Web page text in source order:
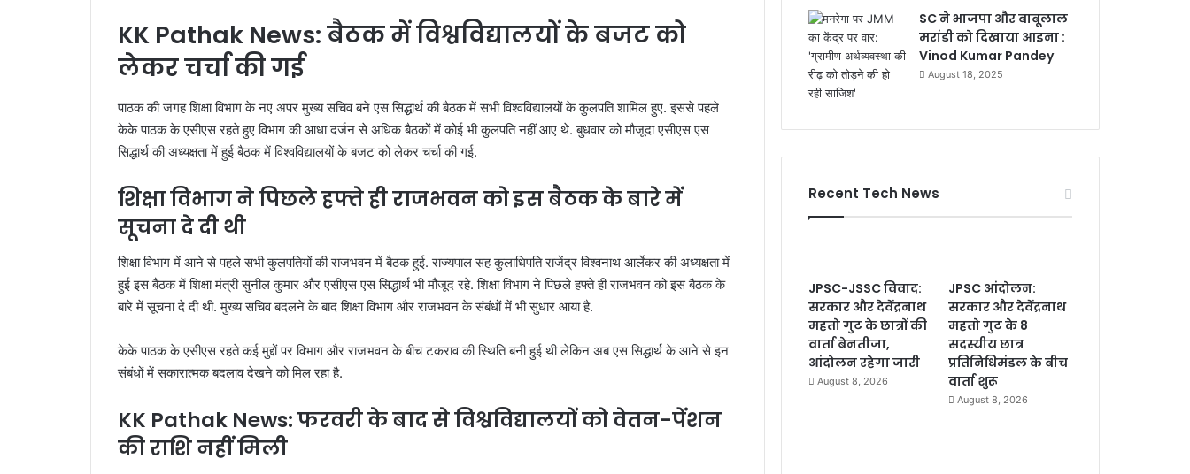
KK Pathak News: बैठक में विश्वविद्यालयों के बजट को
लेकर चर्चा की गई
पाठक की जगह शिक्षा विभाग के नए अपर मुख्य सचिव बने एस सिद्धार्थ की बैठक में सभी विश्वविद्यालयों के कुलपति शामिल हुए. इससे पहले
केके पाठक के एसीएस रहते हुए विभाग की आधा दर्जन से अधिक बैठकों में कोई भी कुलपति नहीं आए थे. बुधवार को मौजूदा एसीएस एस
सिद्धार्थ की अध्यक्षता में हुई बैठक में विश्वविद्यालयों के बजट को लेकर चर्चा की गई.
शिक्षा विभाग ने पिछले हफ्ते ही राजभवन को इस बैठक के बारे में
सूचना दे दी थी
शिक्षा विभाग में आने से पहले सभी कुलपतियों की राजभवन में बैठक हुई. राज्यपाल सह कुलाधिपति राजेंद्र विश्वनाथ आर्लेकर की अध्यक्षता में
हुई इस बैठक में शिक्षा मंत्री सुनील कुमार और एसीएस एस सिद्धार्थ भी मौजूद रहे. शिक्षा विभाग ने पिछले हफ्ते ही राजभवन को इस बैठक के
बारे में सूचना दे दी थी. मुख्य सचिव बदलने के बाद शिक्षा विभाग और राजभवन के संबंधों में भी सुधार आया है.
केके पाठक के एसीएस रहते कई मुद्दों पर विभाग और राजभवन के बीच टकराव की स्थिति बनी हुई थी लेकिन अब एस सिद्धार्थ के आने से इन
संबंधों में सकारात्मक बदलाव देखने को मिल रहा है.
KK Pathak News: फरवरी के बाद से विश्वविद्यालयों को वेतन-पेंशन
की राशि नहीं मिली
SC ने भाजपा और बाबूलाल
मरांडी को दिखाया आइना :
Vinod Kumar Pandey
August 18, 2025
Recent Tech News
JPSC-JSSC विवाद:
सरकार और देवेंद्रनाथ
महतो गुट के छात्रों की
वार्ता बेनतीजा,
आंदोलन रहेगा जारी
August 8, 2026
JPSC आंदोलन:
सरकार और देवेंद्रनाथ
महतो गुट के 8
सदस्यीय छात्र
प्रतिनिधिमंडल के बीच
वार्ता शुरू
August 8, 2026